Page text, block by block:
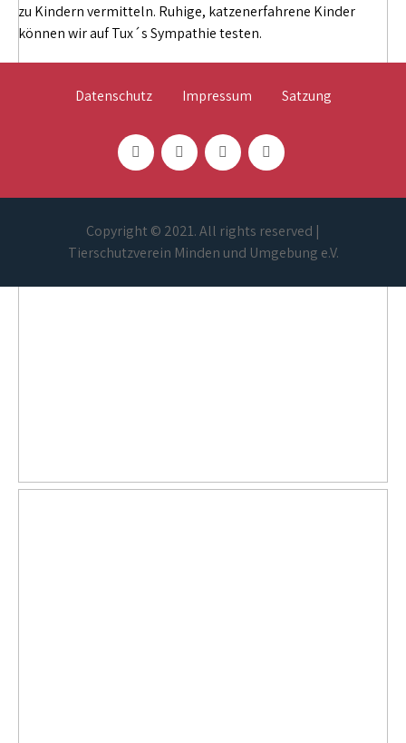
zu Kindern vermitteln. Ruhige, katzenerfahrene Kinder
können wir auf Tux´s Sympathie testen.
Datenschutz Impressum Satzung
Copyright © 2021. All rights reserved |
Tierschutzverein Minden und Umgebung e.V.